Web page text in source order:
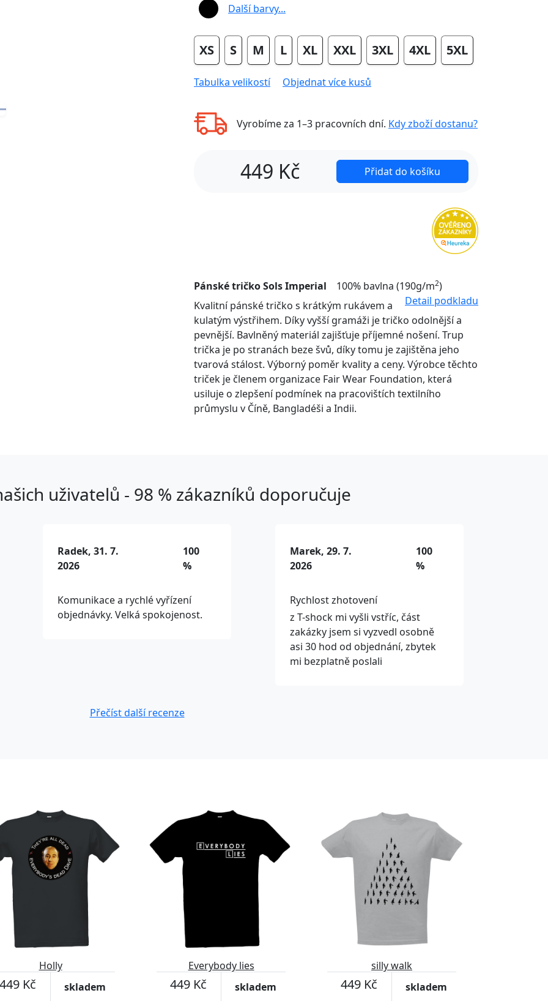
Další barvy...
XS S M L XL XXL 3XL 4XL 5XL
Tabulka velikostí Objednat více kusů
Vyrobíme za 1–3 pracovních dní. Kdy zboží dostanu?
449 Kč Přidat do košíku
Pánské tričko Sols Imperial 100% bavlna (190g/m2)
Detail podkladu
Kvalitní pánské tričko s krátkým rukávem a
kulatým výstřihem. Díky vyšší gramáži je tričko odolnější a
pevnější. Bavlněný materiál zajišťuje příjemné nošení. Trup
trička je po stranách beze švů, díky tomu je zajištěna jeho
tvarová stálost. Výborný poměr kvality a ceny. Výrobce těchto
triček je členem organizace Fair Wear Foundation, která
usiluje o zlepšení podmínek na pracovištích textilního
průmyslu v Číně, Bangladéši a Indii.
uživatelů - 98 % zákazníků doporučuje
Radek, 31. 7.
2026
100
%
Komunikace a rychlé vyřízení
objednávky. Velká spokojenost.
Marek, 29. 7.
2026
100
%
Rychlost zhotovení
z T-shock mi vyšli vstříc, část
zakázky jsem si vyzvedl osobně
asi 30 hod od objednání, zbytek
mi bezplatně poslali
Přečíst další recenze
Holly
449 Kč skladem
Everybody lies
449 Kč skladem
silly walk
449 Kč skladem